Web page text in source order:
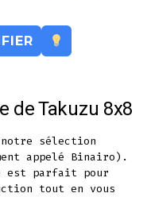
de Takuzu 8x8
sélection
appelé Binairo).
est parfait pour
tout en vous